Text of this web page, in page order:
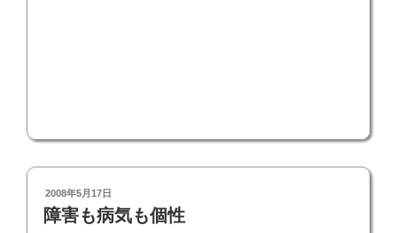
投
稿
日:
2008年5月17日
障害も病気も個性